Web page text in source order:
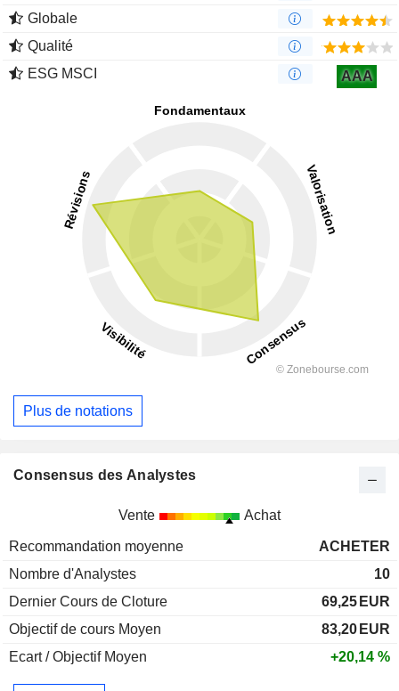
Globale
Qualité
ESG MSCI
AAA
Plus de notations
Consensus des Analystes
Vente Achat
Recommandation moyenne
ACHETER
Nombre d'Analystes
10
Dernier Cours de Cloture
69,25 EUR
Objectif de cours Moyen
83,20 EUR
Ecart / Objectif Moyen
+20,14 %